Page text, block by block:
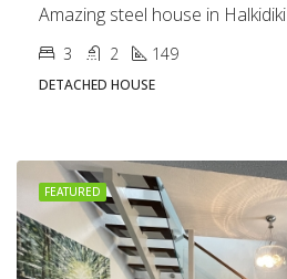
Amazing steel house in Halkidiki
3 2 149
DETACHED HOUSE
FEATURED